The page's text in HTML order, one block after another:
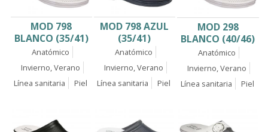
MOD 798
BLANCO (35/41)
Anatómico
Invierno, Verano
Línea sanitaria
Piel
MOD 798 AZUL
(35/41)
Anatómico
Invierno, Verano
Línea sanitaria
Piel
MOD 298
BLANCO (40/46)
Anatómico
Invierno, Verano
Línea sanitaria
Piel